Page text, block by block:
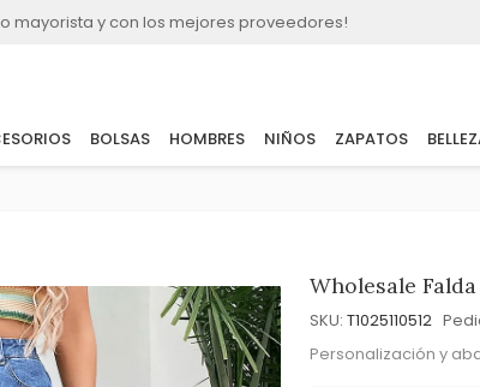
mayorista y con los mejores proveedores!
BOLSAS HOMBRES NIÑOS ZAPATOS
Wholesale
SKU: T1025110512
Personalización y